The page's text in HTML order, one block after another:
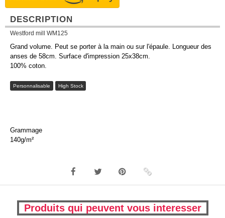
DESCRIPTION
Westford mill WM125
Grand volume. Peut se porter à la main ou sur l'épaule. Longueur des
anses de 58cm. Surface d'impression 25x38cm.
100% coton.
Personnalisable High Stock
Grammage
140g/m²
Produits qui peuvent vous interesser